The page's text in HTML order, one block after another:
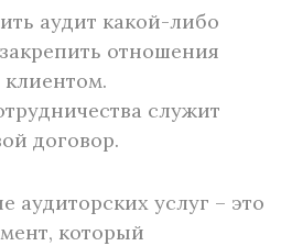
аудит какой-либо
отношения
служит
договор.
аудиторских услуг – это
который